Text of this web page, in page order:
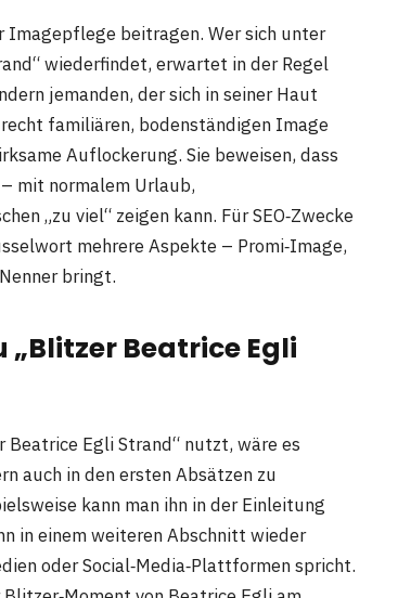
Imagepflege beitragen. Wer sich unter
wiederfindet, erwartet in der Regel
jemanden, der sich in seiner Haut
familiären, bodenständigen Image
Auflockerung. Sie beweisen, dass
mit normalem Urlaub,
„zu viel“ zeigen kann. Für SEO‑Zwecke
mehrere Aspekte – Promi‑Image,
bringt.
Beatrice Egli
Beatrice Egli Strand“ nutzt, wäre es
auch in den ersten Absätzen zu
kann man ihn in der Einleitung
in einem weiteren Abschnitt wieder
oder Social‑Media‑Plattformen spricht.